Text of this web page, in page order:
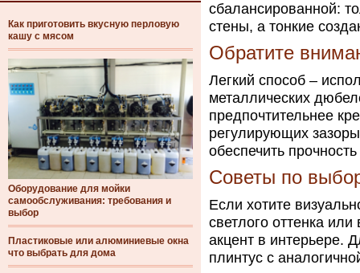
Как приготовить вкусную перловую
кашу с мясом
Оборудование для мойки
самообслуживания: требования и
выбор
Пластиковые или алюминиевые окна
что выбрать для дома
сбалансированной:
стены, а тонкие
Обратите
Легкий способ –
металлических
предпочтительнее
регулирующих
обеспечить
Советы по
Если хотите
светлого оттенка
акцент в интерьере.
плинтус с